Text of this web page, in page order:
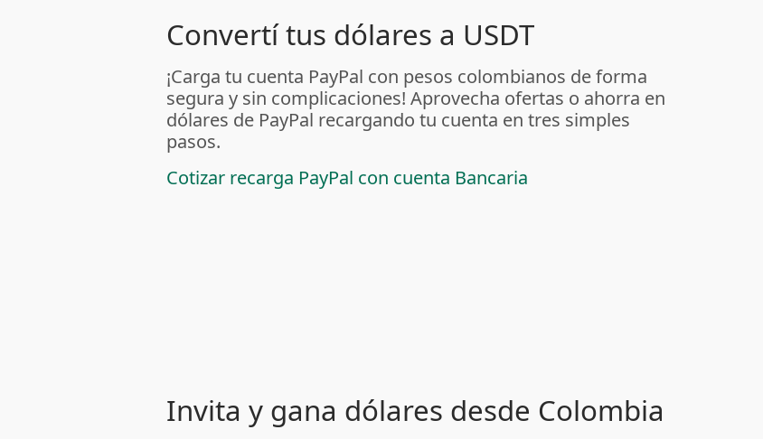
Convertí tus dólares a USDT
¡Carga tu cuenta PayPal con pesos colombianos de forma
segura y sin complicaciones! Aprovecha ofertas o ahorra en
dólares de PayPal recargando tu cuenta en tres simples
pasos.
Cotizar recarga PayPal con cuenta Bancaria
Invita y gana dólares desde Colombia